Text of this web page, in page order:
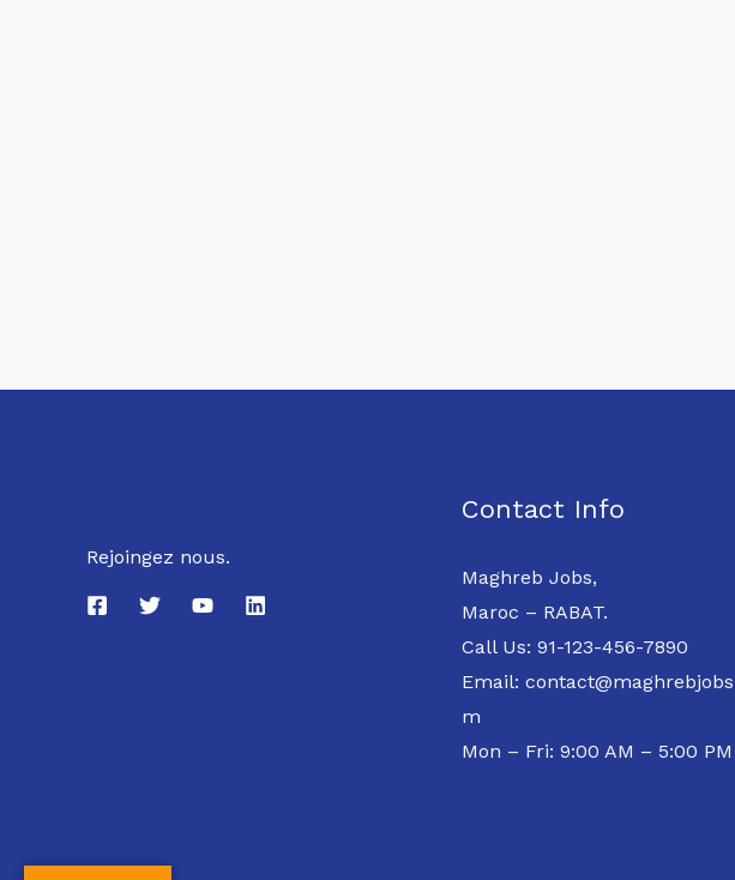
Rejoingez nous.
Contact Info
Maghreb Jobs,
Maroc – RABAT.
Call Us: 91-123-456-7890
Email:
m
Mon – Fri: 9:00 AM – 5:00 PM